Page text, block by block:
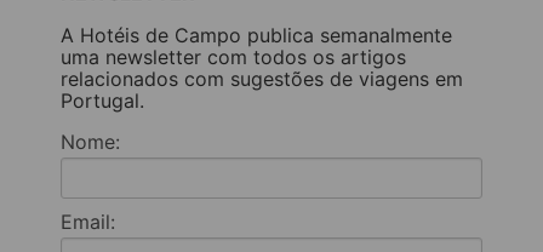
A Hotéis de Campo publica semanalmente
uma newsletter com todos os artigos
relacionados com sugestões de viagens em
Portugal.
Nome:
Email: